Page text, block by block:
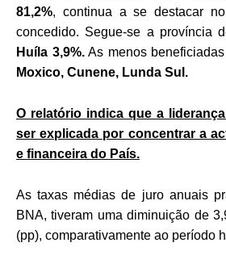
81,2%, continua a se destacar
concedido. Segue-se a província
Huíla 3,9%.As menos
Moxico, Cunene, Lunda Sul.
O relatório indica que a
ser explicada por concentrar a
e financeira do País.
As taxas médias de juro anuais
BNA, tiveram uma diminuição de
(pp), comparativamente ao período